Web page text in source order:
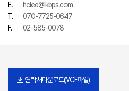
E.
hclee@lkbps.com
T.
070-7725-0647
F.
02-585-0078
연락처다운로드(VCF파일)